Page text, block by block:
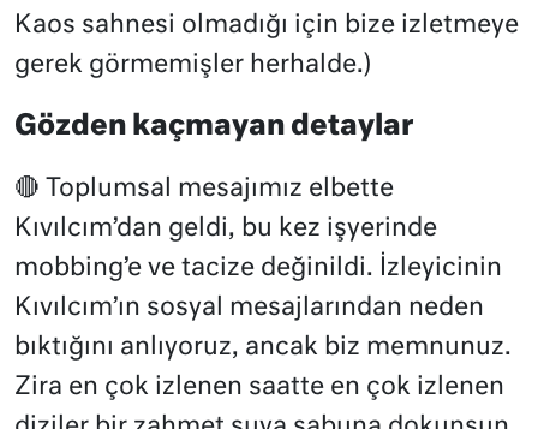
Kaos sahnesi olmadığı için bize izletmeye
gerek görmemişler herhalde.)
Gözden kaçmayan detaylar
🔴 Toplumsal mesajımız elbette
Kıvılcım’dan geldi, bu kez işyerinde
mobbing’e ve tacize değinildi. İzleyicinin
Kıvılcım’ın sosyal mesajlarından neden
bıktığını anlıyoruz, ancak biz memnunuz.
Zira en çok izlenen saatte en çok izlenen